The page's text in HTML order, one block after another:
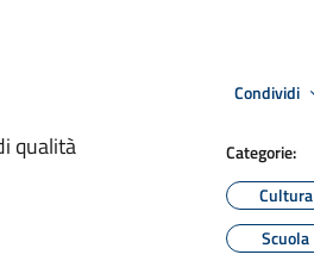
qualità
Condividi
Categorie:
Cultura
Scuola